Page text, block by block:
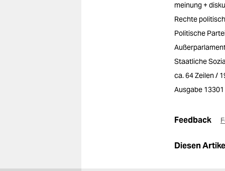
meinung +
Rechte
Politische
Staatliche
ca. 64 Zeilen /
Ausgabe 13301
Feedback
Diesen